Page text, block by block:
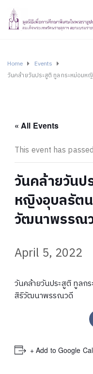
Home
Events
วันคล้ายวันประสูติ ทูลกระหม่อ
« All Events
This event has
วันคล้ายวันป
หญิงอุบลรัต
วัฒนาพรรณ
April 5, 2022
วันคล้ายวันประสูติ ทูล
สิริวัฒนาพรรณวดี
+ Add to Google